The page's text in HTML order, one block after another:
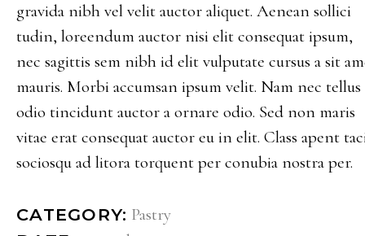
gravida nibh vel velit auctor aliquet. Aenean sollici
tudin, loreendum auctor nisi elit consequat ipsum,
nec sagittis sem nibh id elit vulputate cursus a sit
mauris. Morbi accumsan ipsum velit. Nam nec tellus
odio tincidunt auctor a ornare odio. Sed non maris
vitae erat consequat auctor eu in elit. Class apent
sociosqu ad litora torquent per conubia nostra per.
CATEGORY: Pastry